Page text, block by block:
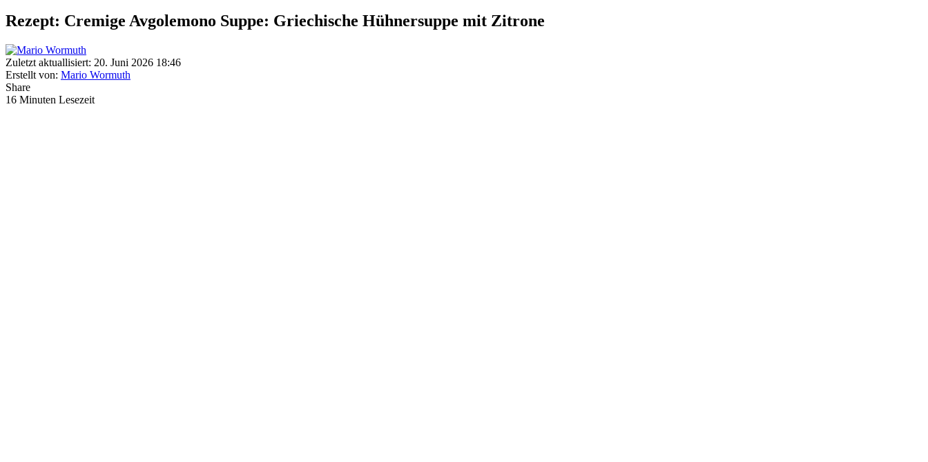
Rezept: Cremige Avgolemono Suppe: Griechische Hühnersuppe mit Zitrone
Zuletzt aktuallisiert: 20. Juni 2026 18:46
Erstellt von: Mario Wormuth
Share
16 Minuten Lesezeit